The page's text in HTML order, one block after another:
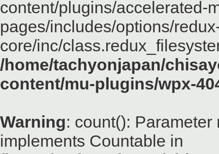
content/plugins/accelerated-
pages/includes/options/
core/inc/
/home/tachyonjapan/
content/mu-plugins/wpx-
Warning: count():
implements Countable in